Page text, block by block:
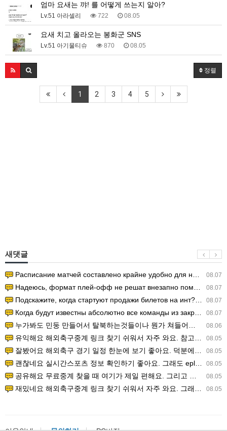
엄마 요새는 꺄! 를 어떻게 쓰는지 알아?
Lv.51 아라셀리 722 08.05
요새 치고 올라오는 봉화군 SNS
Lv.51 아기물티슈 870 08.05
정렬
1 2 3 4 5
새댓글
08.07
Расписание матчей составлено крайне удобно для нашего часово…
08.07
Надеюсь, формат плей-офф не решат внезапно поменять. https:/…
08.07
Подскажите, когда стартуют продажи билетов на инт? https://g…
08.07
Когда будут известны абсолютно все команды из закрытых квали…
08.06
누가봐도 민둥 만들어서 탈북하는것들이나 뭔가 쳐들어오는 낌새를 미리 알아차리기 위함이지 저걸 전쟁준비라고 하…
08.05
유익해요 해외축구중계 링크 찾기 쉬워서 자주 와요. 참고로 무료스포츠중계 정보 확인할 때 출처 꼭 체크해요.…
08.05
잘봤어요 해외축구 경기 일정 한눈에 보기 좋아요. 덕분에 epl중계 볼 때 공식 중계 채널 먼저 찾아봐요. …
08.05
괜찮네요 실시간스포츠 정보 확인하기 좋아요. 그래도 epl중계 볼 때 공식 중계 채널 먼저 찾아봐요. 북마크…
08.05
공유해요 무료중계 찾을 때 여기가 제일 편해요. 그리고 무료스포츠중계 정보 확인할 때 출처 꼭 체크해요. 앞…
08.05
재밌네요 해외축구중계 링크 찾기 쉬워서 자주 와요. 그래서 해외축구중계도 정식 서비스로 봐야 안전해요. 다음…